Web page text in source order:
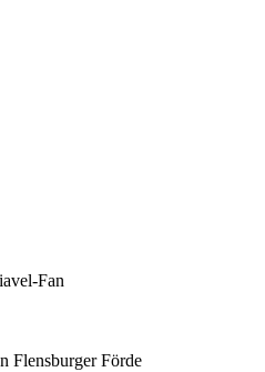
Flensburger Förde